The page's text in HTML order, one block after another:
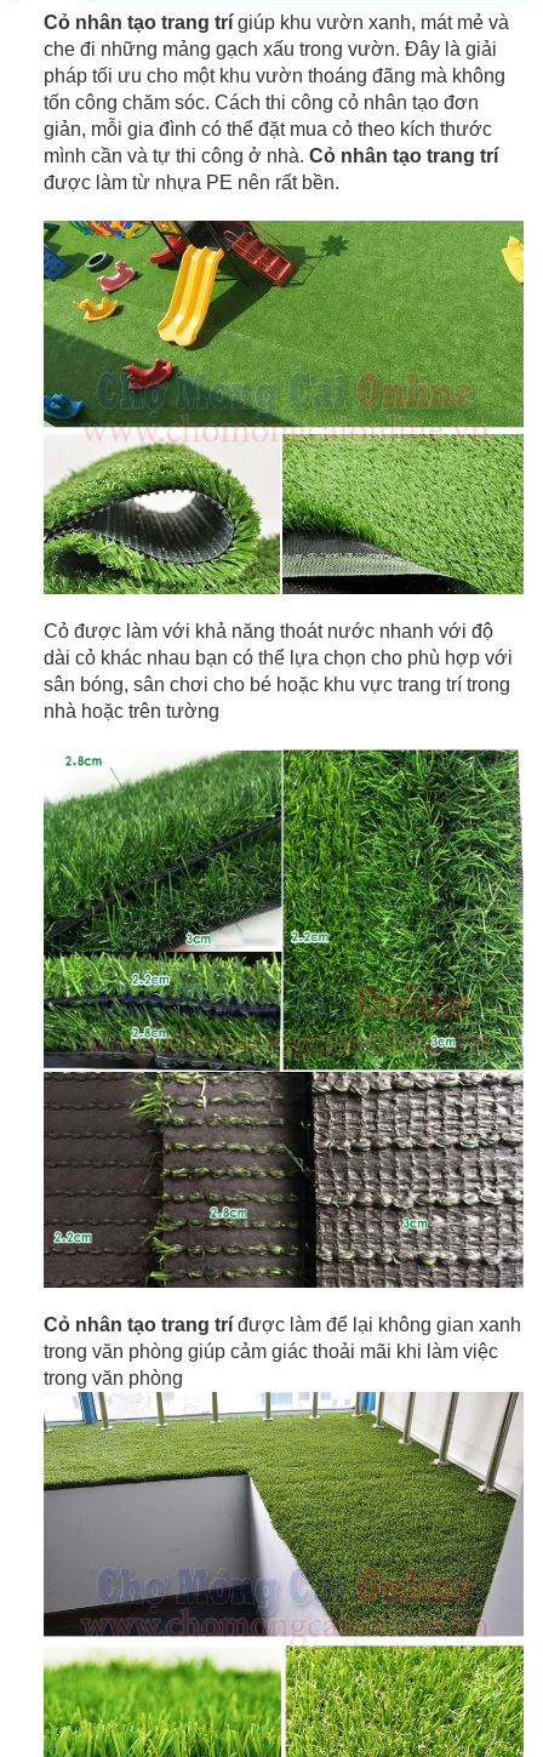
Cỏ nhân tạo trang trí giúp khu vườn xanh, mát mẻ và
che đi những mảng gạch xấu trong vườn. Đây là giải
pháp tối ưu cho một khu vườn thoáng đãng mà không
tốn công chăm sóc. Cách thi công cỏ nhân tạo đơn
giản, mỗi gia đình có thể đặt mua cỏ theo kích thước
mình cần và tự thi công ở nhà.Cỏ nhân tạo trang trí
được làm từ nhựa PE nên rất bền.
Cỏ được làm với khả năng thoát nước nhanh với độ
dài cỏ khác nhau bạn có thể lựa chọn cho phù hợp với
sân bóng, sân chơi cho bé hoặc khu vực trang trí trong
nhà hoặc trên tường
Cỏ nhân tạo trang trí được làm để lại không gian xanh
trong văn phòng giúp cảm giác thoải mãi khi làm việc
trong văn phòng